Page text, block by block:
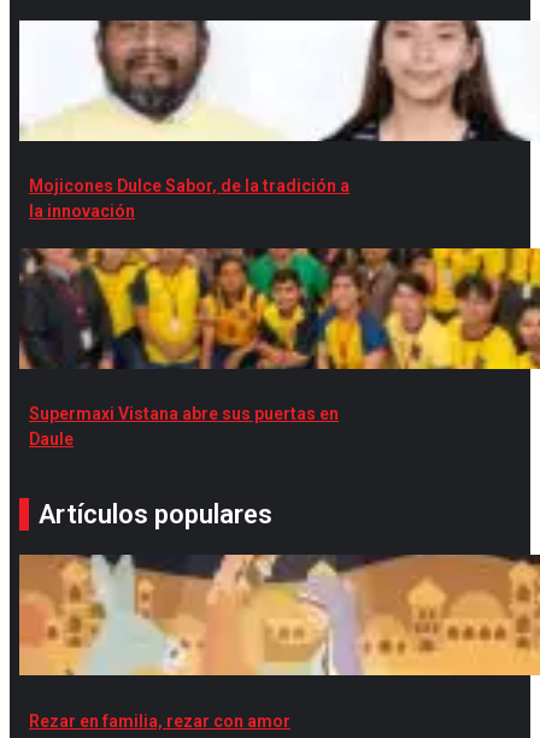
Mojicones Dulce Sabor, de la tradición a
la innovación
Supermaxi Vistana abre sus puertas en
Daule
Artículos populares
Rezar en familia, rezar con amor